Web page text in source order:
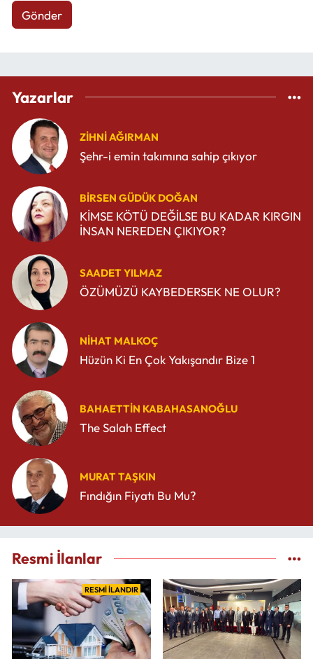
Gönder
Yazarlar
ZIHNI AĞIRMAN
Şehr-i emin takımına sahip çıkıyor
BIRSEN GÜDÜK DOĞAN
KİMSE KÖTÜ DEĞİLSE BU KADAR KIRGIN
İNSAN NEREDEN ÇIKIYOR?
SAADET YILMAZ
ÖZÜMÜZÜ KAYBEDERSEK NE OLUR?
NIHAT MALKOÇ
Hüzün Ki En Çok Yakışandır Bize 1
BAHAETTIN KABAHASANOĞLU
The Salah Effect
MURAT TAŞKIN
Fındığın Fiyatı Bu Mu?
Resmi İlanlar
RESMİ İLANDIR